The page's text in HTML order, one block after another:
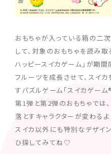
おもちゃが入っている箱の二
して、対象のおもちゃを読み取
ハッピースイカゲーム」が期間
フルーツを成長させて、スイ
すパズルゲーム「スイカゲー
第1弾と第2弾のおもちゃでは
落とすキャラクターが変わる
スイカ以外にも特別なデザイ
ひ探してみてね♡